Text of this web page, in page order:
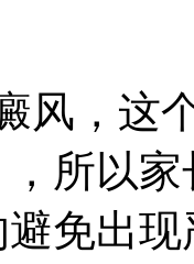
风，这
所以
免出